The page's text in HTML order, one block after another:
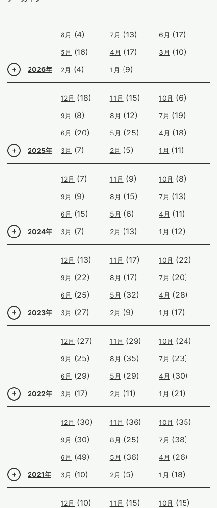
2026年
8月 (4) 7月 (13) 6月 (17)
5月 (16) 4月 (17) 3月 (10)
2月 (4) 1月 (9)
2025年
12月 (18) 11月 (15) 10月 (6)
9月 (8) 8月 (12) 7月 (19)
6月 (20) 5月 (25) 4月 (18)
3月 (7) 2月 (5) 1月 (11)
2024年
12月 (7) 11月 (9) 10月 (8)
9月 (9) 8月 (15) 7月 (13)
6月 (15) 5月 (6) 4月 (11)
3月 (7) 2月 (13) 1月 (12)
2023年
12月 (13) 11月 (17) 10月 (22)
9月 (22) 8月 (17) 7月 (20)
6月 (25) 5月 (32) 4月 (28)
3月 (27) 2月 (9) 1月 (17)
2022年
12月 (27) 11月 (29) 10月 (24)
9月 (25) 8月 (35) 7月 (23)
6月 (29) 5月 (29) 4月 (30)
3月 (17) 2月 (11) 1月 (21)
2021年
12月 (30) 11月 (36) 10月 (35)
9月 (30) 8月 (25) 7月 (38)
6月 (49) 5月 (36) 4月 (26)
3月 (10) 2月 (5) 1月 (18)
12月 (10) 11月 (15) 10月 (15)